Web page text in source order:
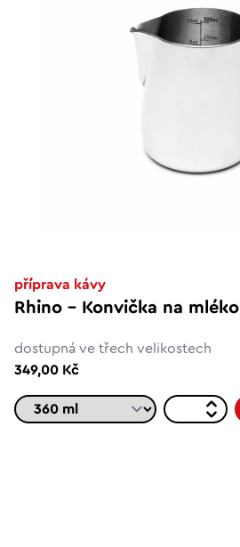
příprava kávy
Rhino - Konvička na mléko
dostupná ve třech velikostech
349,00 Kč